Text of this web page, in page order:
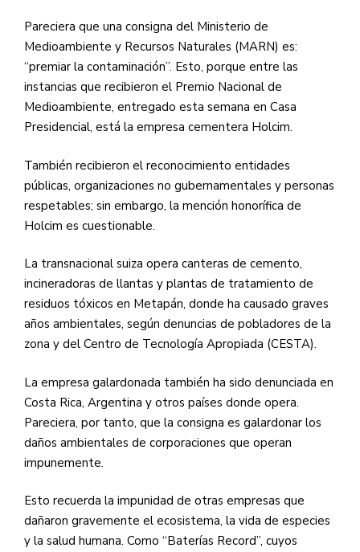
Pareciera que una consigna del Ministerio de
Medioambiente y Recursos Naturales (MARN) es:
“premiar la contaminación”. Esto, porque entre las
instancias que recibieron el Premio Nacional de
Medioambiente, entregado esta semana en Casa
Presidencial, está la empresa cementera Holcim.
También recibieron el reconocimiento entidades
públicas, organizaciones no gubernamentales y personas
respetables; sin embargo, la mención honorífica de
Holcim es cuestionable.
La transnacional suiza opera canteras de cemento,
incineradoras de llantas y plantas de tratamiento de
residuos tóxicos en Metapán, donde ha causado graves
años ambientales, según denuncias de pobladores de la
zona y del Centro de Tecnología Apropiada (CESTA).
La empresa galardonada también ha sido denunciada en
Costa Rica, Argentina y otros países donde opera.
Pareciera, por tanto, que la consigna es galardonar los
daños ambientales de corporaciones que operan
impunemente.
Esto recuerda la impunidad de otras empresas que
dañaron gravemente el ecosistema, la vida de especies
y la salud humana. Como “Baterías Record”, cuyos